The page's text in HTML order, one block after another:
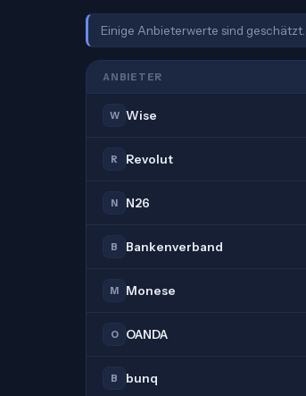
Einige Anbieterwerte sind
ANBIETER
W Wise
R Revolut
N N26
B Bankenverband
M Monese
O OANDA
B bunq